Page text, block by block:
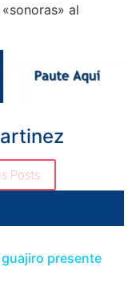
al
Posts
presente